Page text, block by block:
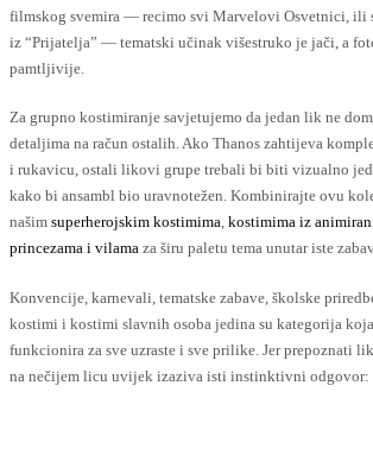
filmskog svemira — recimo svi Marvelovi Osvetnici, ili
iz “Prijatelja” — tematski učinak višestruko je jači, a
pamtljivije.
Za grupno kostimiranje savjetujemo da jedan lik ne
detaljima na račun ostalih. Ako Thanos zahtijeva
i rukavicu, ostali likovi grupe trebali bi biti vizualno
kako bi ansambl bio uravnotežen. Kombinirajte ovu
našim superherojskim kostimima, kostimima iz
princezama i vilama za širu paletu tema unutar iste
Konvencije, karnevali, tematske zabave, školske
kostimi i kostimi slavnih osoba jedina su kategorija
funkcionira za sve uzraste i sve prilike. Jer prepoznati
na nečijem licu uvijek izaziva isti instinktivni odgovor: